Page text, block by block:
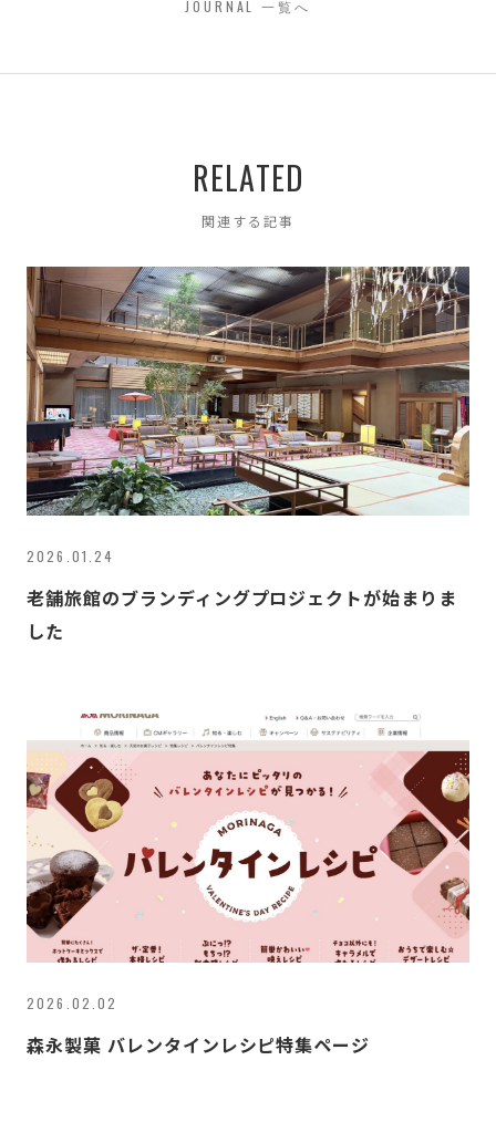
仕事のこと 92
会社のこと 26
すべての記事 3
JOURNAL 一覧へ
RELATED
関連する記事
2026.01.24
老舗旅館のブランディングプロジェクトが始まりま
した
2026.02.02
森永製菓 バレンタインレシピ特集ページ